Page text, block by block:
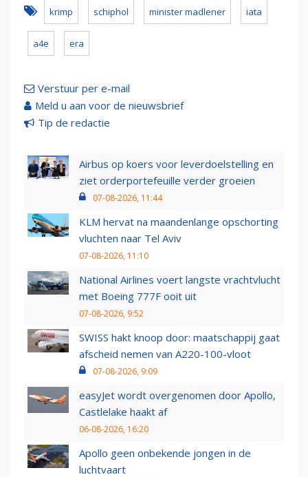
krimp schiphol minister madlener iata
a4e era
Verstuur per e-mail
Meld u aan voor de nieuwsbrief
Tip de redactie
Airbus op koers voor leverdoelstelling en
ziet orderportefeuille verder groeien
07-08-2026, 11:44
KLM hervat na maandenlange opschorting
vluchten naar Tel Aviv
07-08-2026, 11:10
National Airlines voert langste vrachtvlucht
met Boeing 777F ooit uit
07-08-2026, 9:52
SWISS hakt knoop door: maatschappij gaat
afscheid nemen van A220-100-vloot
07-08-2026, 9:09
easyJet wordt overgenomen door Apollo,
Castlelake haakt af
06-08-2026, 16:20
Apollo geen onbekende jongen in de
luchtvaart